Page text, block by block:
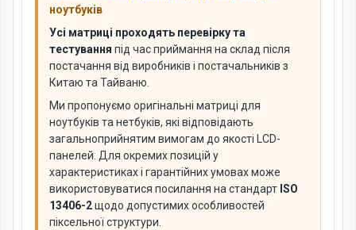
ноутбуків
Усі матриці проходять перевірку та
тестування під час приймання на склад після
постачання від виробників і постачальників з
Китаю та Тайваню.
Ми пропонуємо оригінальні матриці для
ноутбуків та нетбуків, які відповідають
загальноприйнятим вимогам до якості LCD-
панелей. Для окремих позицій у
характеристиках і гарантійних умовах може
використовуватися посилання на стандарт ISO
13406-2щодо допустимих особливостей
піксельної структури.